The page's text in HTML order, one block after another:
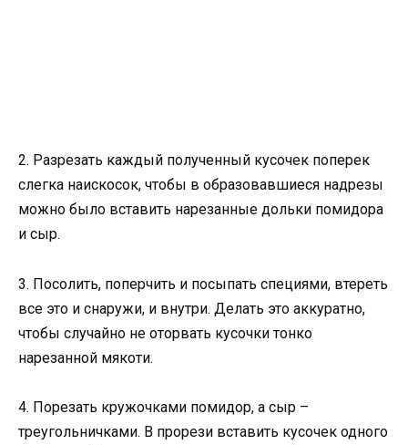
2. Разрезать каждый полученный кусочек поперек
слегка наискосок, чтобы в образовавшиеся надрезы
можно было вставить нарезанные дольки помидора
и сыр.
3. Посолить, поперчить и посыпать специями, втереть
все это и снаружи, и внутри. Делать это аккуратно,
чтобы случайно не оторвать кусочки тонко
нарезанной мякоти.
4. Порезать кружочками помидор, а сыр –
треугольничками. В прорези вставить кусочек одного